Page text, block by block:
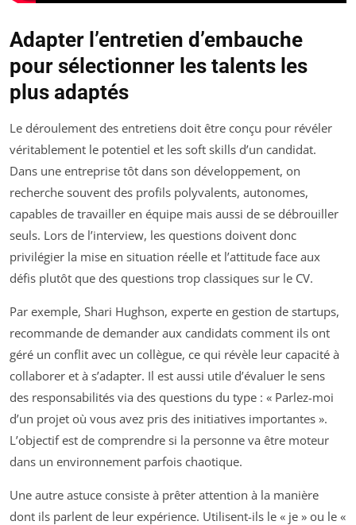
Adapter l’entretien d’embauche
pour sélectionner les talents les
plus adaptés
Le déroulement des entretiens doit être conçu pour révéler
véritablement le potentiel et les soft skills d’un candidat.
Dans une entreprise tôt dans son développement, on
recherche souvent des profils polyvalents, autonomes,
capables de travailler en équipe mais aussi de se débrouiller
seuls. Lors de l’interview, les questions doivent donc
privilégier la mise en situation réelle et l’attitude face aux
défis plutôt que des questions trop classiques sur le CV.
Par exemple, Shari Hughson, experte en gestion de startups,
recommande de demander aux candidats comment ils ont
géré un conflit avec un collègue, ce qui révèle leur capacité à
collaborer et à s’adapter. Il est aussi utile d’évaluer le sens
des responsabilités via des questions du type : « Parlez-moi
d’un projet où vous avez pris des initiatives importantes ».
L’objectif est de comprendre si la personne va être moteur
dans un environnement parfois chaotique.
Une autre astuce consiste à prêter attention à la manière
dont ils parlent de leur expérience. Utilisent-ils le « je » ou le «